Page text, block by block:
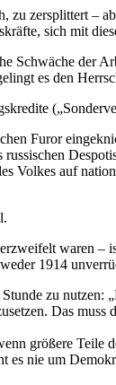
zu zersplittert
sich mit
Schwäche der
es den
Furor
auf
waren
1914
zu
Das
größere
nie um